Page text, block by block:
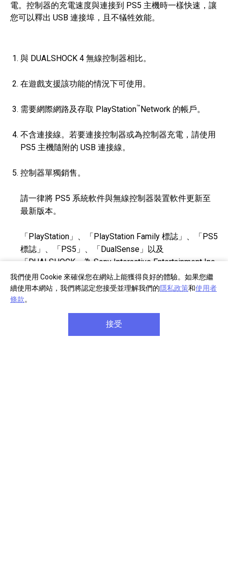
我們使用 Cookie 來確保您在網站上能獲得良好的體驗。如果您繼
續使用本網站，我們將認定您接受並理解我們的隱私政策和使用者
條款。
接受
電。控制器的充電速度與連接到 PS5 主機時一樣快速，讓
您可以釋出 USB 連接埠，且不犠牲效能。
與 DUALSHOCK 4 無線控制器相比。
在遊戲支援該功能的情況下可使用。
需要網際網路及存取 PlayStation™Network 的帳戶。
不含連接線。若要連接控制器或為控制器充電，請使用
PS5 主機隨附的 USB 連接線。
控制器單獨銷售。
請一律將 PS5 系統軟件與無線控制器裝置軟件更新至
最新版本。
「PlayStation」、「PlayStation Family 標誌」、「PS5
標誌」、「PS5」、「DualSense」以及
「DUALSHOCK」為 Sony Interactive Entertainment Inc.
的註冊商標或商標。「SONY」為 Sony Corporation 的
註冊商標。
「刺激您的感官體驗」為 Sony Interactive
Entertainment LLC 的註冊商標或商標。USB Type-C
為 USB Implementers Forum 的註冊商標。